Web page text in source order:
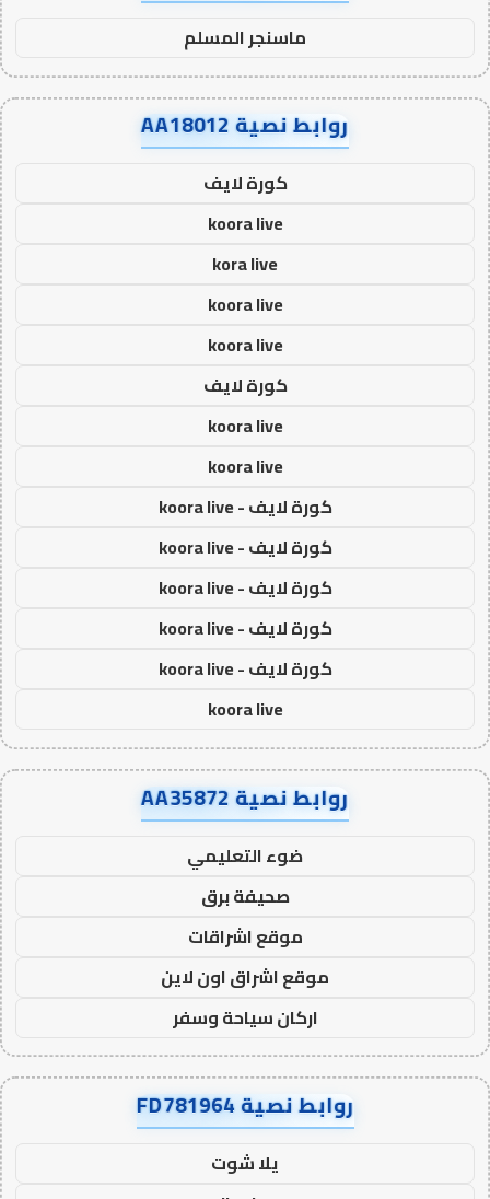
ماسنجر المسلم
روابط نصية AA18012
كورة لايف
koora live
kora live
koora live
koora live
كورة لايف
koora live
koora live
كورة لايف - koora live
كورة لايف - koora live
كورة لايف - koora live
كورة لايف - koora live
كورة لايف - koora live
koora live
روابط نصية AA35872
ضوء التعليمي
صحيفة برق
موقع اشراقات
موقع اشراق اون لاين
اركان سياحة وسفر
روابط نصية FD781964
يلا شوت